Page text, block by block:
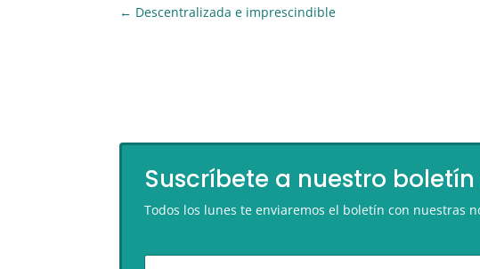
← Descentralizada e imprescindible
Suscríbete a nuestro
Todos los lunes te enviaremos el boletín con nuestras